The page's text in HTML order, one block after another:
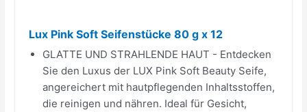
Lux Pink Soft Seifenstücke 80 g x 12
GLATTE UND STRAHLENDE HAUT - Entdecken
Sie den Luxus der LUX Pink Soft Beauty Seife,
angereichert mit hautpflegenden Inhaltsstoffen,
die reinigen und nähren. Ideal für Gesicht,